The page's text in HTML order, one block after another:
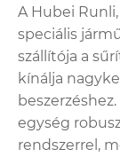
A Hubei
speciális
szállítója a
kínálja
egység
rendszerrel,